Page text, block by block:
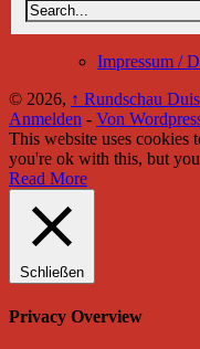
Impressum /
© 2026, ↑ Rundschau
Anmelden - Von
This website uses cookies
you're ok with this, but
Read More
Schließen
Privacy Overview